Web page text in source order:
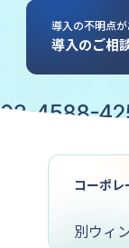
導入の不明点が
導入のご相
03-4588-
コーポレ
別ウィ